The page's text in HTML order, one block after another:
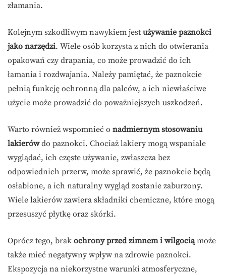
złamania.
Kolejnym szkodliwym nawykiem jest używanie paznokci
jako narzędzi. Wiele osób korzysta z nich do otwierania
opakowań czy drapania, co może prowadzić do ich
łamania i rozdwajania. Należy pamiętać, że paznokcie
pełnią funkcję ochronną dla palców, a ich niewłaściwe
użycie może prowadzić do poważniejszych uszkodzeń.
Warto również wspomnieć o nadmiernym stosowaniu
lakierówdo paznokci. Chociaż lakiery mogą wspaniale
wyglądać, ich częste używanie, zwłaszcza bez
odpowiednich przerw, może sprawić, że paznokcie będą
osłabione, a ich naturalny wygląd zostanie zaburzony.
Wiele lakierów zawiera składniki chemiczne, które mogą
przesuszyć płytkę oraz skórki.
Oprócz tego, brak ochrony przed zimnem i wilgociąmoże
także mieć negatywny wpływ na zdrowie paznokci.
Ekspozycja na niekorzystne warunki atmosferyczne,